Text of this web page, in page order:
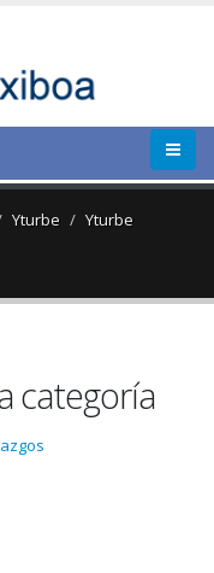
Yturbe Yturbe
categoría